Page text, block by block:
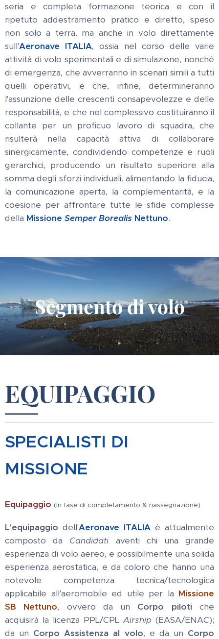
seria e completa formazione teorica e con il
ripetuto addestramento pratico e diretto, speso
non solo a terra, ma anche in volo direttamente
sull'Aeronave ITALIA, ossia nel corso delle varie
attività di volo sperimentali e di simulazione, nonché
di emergenza, che avverranno in scenari simili a tutti
quelli operativi, e che, infine, determineranno
l'assunzione delle crescenti consapevolezze e delle
responsabilità, e che nel complessivo costituiranno il
collante per un proficuo lavoro di squadra, che
risulterà nella capacità attiva di collaborare
sinergicamente, condividendo competenze e ruoli
gerarchici, producendo un risultato superiore alla
somma degli sforzi individuali. alimentando la fiducia,
la comunicazione aperta, la complementarità, e la
coesione per affrontare tutte le sfide complesse
della Missione Semper Borealis Nettuno.
Segmento di volo
EQUIPAGGIO
SPECIALISTI DI
MISSIONE
Equipaggio (In fase di completamento & riassegnazione)
L'equipaggio dell'Aeronave ITALIA è attualmente
composto da Candidati aventi chi una grande
esperienza di volo aereo, e possibilmente una solida
esperienza aerostatica, e da coloro che hanno una
notevole competenza tecnica/tecnologica
applicabile all'aeromobile ed utile per la Missione
SB Nettuno, ovvero da un Corpo piloti che
acquisirà la licenza PPL/CPL Airship (EASA/ENAC);
da un Corpo Assistenza al volo, e da un Corpo